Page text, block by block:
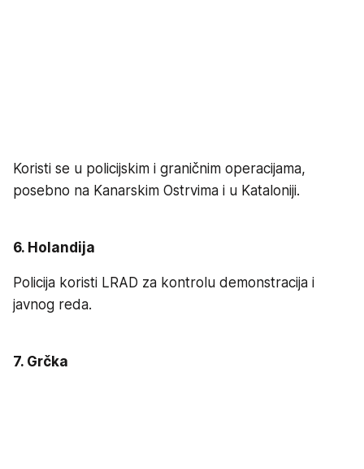
Koristi se u policijskim i graničnim operacijama,
posebno na Kanarskim Ostrvima i u Kataloniji.
6. Holandija
Policija koristi LRAD za kontrolu demonstracija i
javnog reda.
7. Grčka